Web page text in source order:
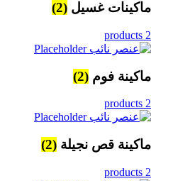
ماكينات غسيل (2)
2 products
ماكينة فوم (2)
2 products
ماكينة قص نجيلة (2)
2 products